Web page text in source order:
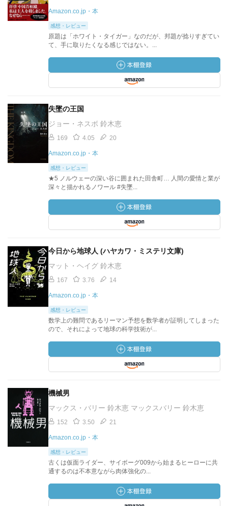
Amazon.co.jp・本
感想・レビュー
原題は「ホワイト・タイガー」なのだが、邦題が捻りすぎてい
て、手に取りたくなる感じではない。...
失墜の王国
ジョー・ネスボ 鈴木恵
169 4.05 20
Amazon.co.jp・本
感想・レビュー
★5 ノルウェーの深い谷に囲まれた田舎町… 人間の愛情と業が
深々と描かれるノワール #失墜...
今日から地球人 (ハヤカワ・ミステリ文庫)
マット・ヘイグ 鈴木恵
167 3.76 14
Amazon.co.jp・本
感想・レビュー
数学上の難問であるリーマン予想を数学者が証明してしまった
ので、それによって地球の科学技術が...
機械男
マックス・バリー 鈴木恵 マックスバリー 鈴木恵
152 3.50 21
Amazon.co.jp・本
感想・レビュー
古くは仮面ライダー、サイボーグ009から始まるヒーローに共
通するのは不本意ながら肉体強化の...